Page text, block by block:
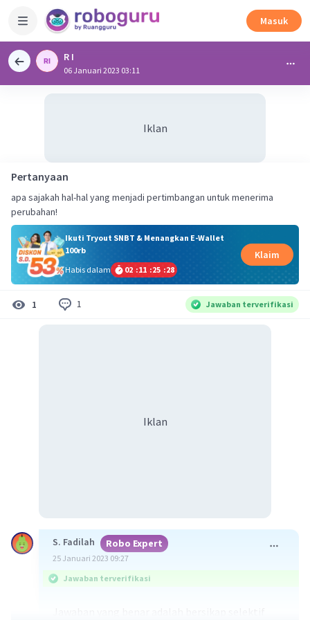
Masuk
R I
06 Januari 2023 03:11
Iklan
Pertanyaan
apa sajakah hal-hal yang menjadi pertimbangan untuk menerima
perubahan!
Ikuti Tryout SNBT & Menangkan E-Wallet
100rb
Habis dalam
02 :11 :25 :27
Klaim
1 1 Jawaban terverifikasi
Iklan
S. Fadilah Robo Expert
25 Januari 2023 09:27
Jawaban terverifikasi